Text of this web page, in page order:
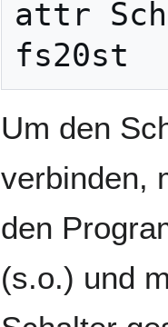
attr
Um den
verbinden,
den
(s.o.) und